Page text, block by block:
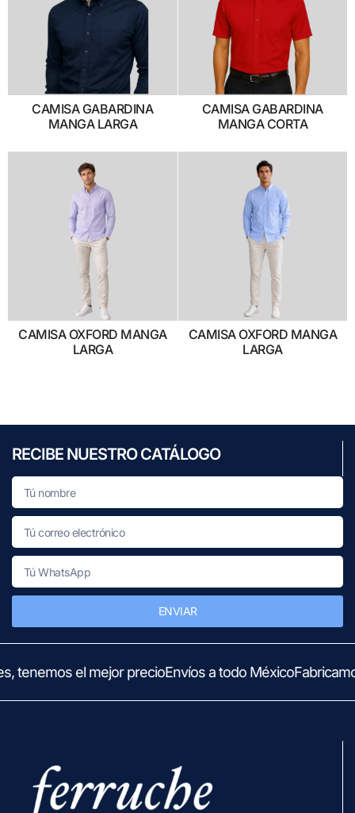
CAMISA GABARDINA
MANGA LARGA
CAMISA GABARDINA
MANGA CORTA
CAMISA OXFORD MANGA
LARGA
CAMISA OXFORD MANGA
LARGA
RECIBE NUESTRO CATÁLOGO
ENVIAR
tenemos el mejor precioEnvíos a todo México